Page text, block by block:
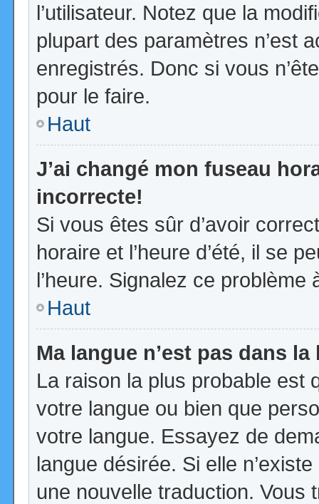
l’utilisateur. Notez que la
plupart des paramètres n’est
enregistrés. Donc si vous
pour le faire.
Haut
J’ai changé mon fuseau
incorrecte!
Si vous êtes sûr d’avoir
horaire et l’heure d’été, il se
l’heure. Signalez ce problème
Haut
Ma langue n’est pas dans la
La raison la plus probable est
votre langue ou bien que
votre langue. Essayez de
langue désirée. Si elle
une nouvelle traduction. Vous